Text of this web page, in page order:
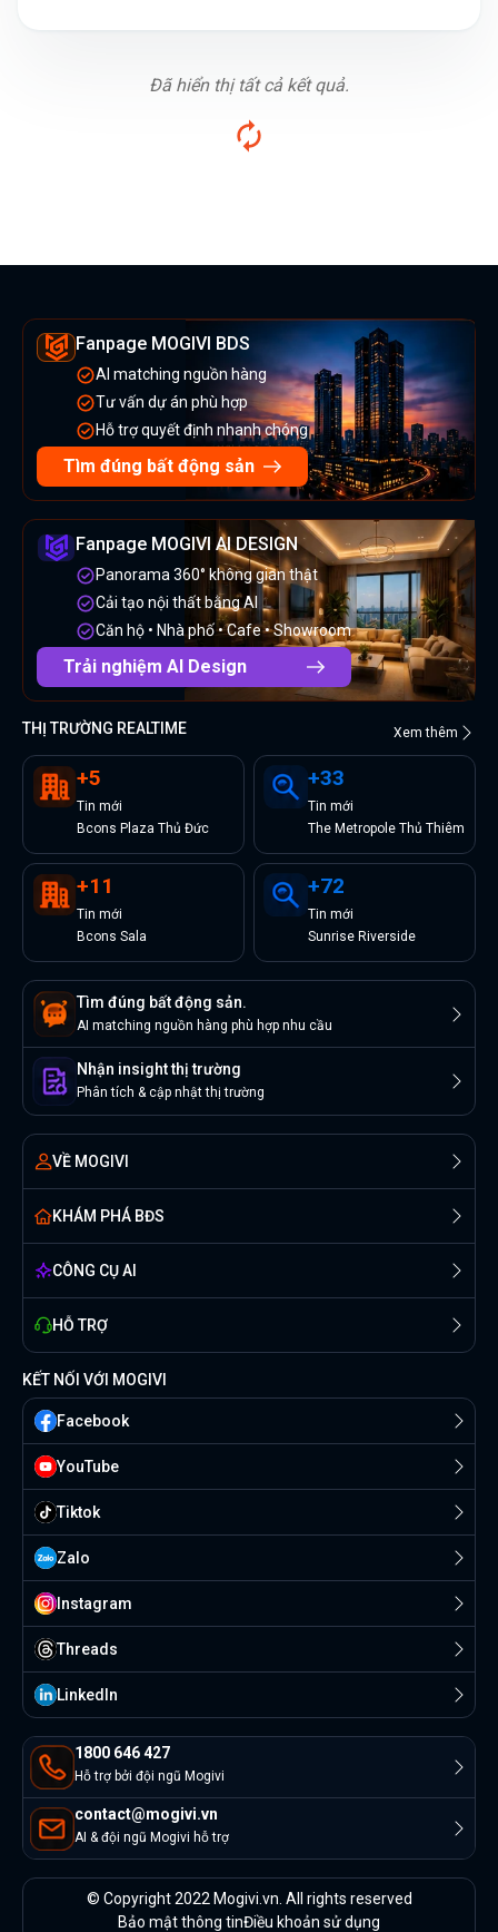
Đã hiển thị tất cả kết quả.
Fanpage MOGIVI BDS
AI matching nguồn hàng
Tư vấn dự án phù hợp
Hỗ trợ quyết định nhanh chóng
Tìm đúng bất động sản
Fanpage MOGIVI AI DESIGN
Panorama 360° không gian thật
Cải tạo nội thất bằng AI
Căn hộ • Nhà phố • Cafe • Showroom
Trải nghiệm AI Design
THỊ TRƯỜNG REALTIME Xem thêm
+5
Tin mới
Bcons Plaza Thủ Đức
+33
Tin mới
The Metropole Thủ Thiêm
+11
Tin mới
Bcons Sala
+72
Tin mới
Sunrise Riverside
Tìm đúng bất động sản.
AI matching nguồn hàng phù hợp nhu cầu
Nhận insight thị trường
Phân tích & cập nhật thị trường
VỀ MOGIVI
KHÁM PHÁ BĐS
CÔNG CỤ AI
HỖ TRỢ
1800 646 427
Hỗ trợ bởi đội ngũ Mogivi
contact@mogivi.vn
AI & đội ngũ Mogivi hỗ trợ
KẾT NỐI VỚI MOGIVI
Facebook
YouTube
Tiktok
Zalo
Instagram
Threads
Linkedln
© Copyright 2022 Mogivi.vn. All rights reserved
Bảo mật thông tinĐiều khoản sử dụng